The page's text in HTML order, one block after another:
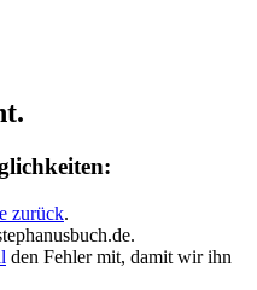
zurück.
den Fehler mit, damit wir ihn